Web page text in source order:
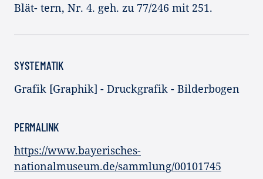
Blät- tern, Nr. 4. geh. zu 77/246 mit 251.
SYSTEMATIK
Grafik [Graphik] - Druckgrafik - Bilderbogen
PERMALINK
https://www.bayerisches-
nationalmuseum.de/sammlung/00101745